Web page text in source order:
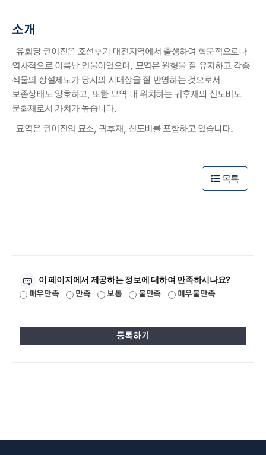
소개
유회당 권이진은 조선후기 대전지역에서 출생하여 학문적으로나
역사적으로 이름난 인물이었으며, 묘역은 원형을 잘 유지하고 각종
석물의 상설제도가 당시의 시대상을 잘 반영하는 것으로서
보존상태도 양호하고, 또한 묘역 내 위치하는 귀후재와 신도비도
문화재로서 가치가 높습니다.
묘역은 권이진의 묘소, 귀후재, 신도비를 포함하고 있습니다.
목록
이 페이지에서 제공하는 정보에 대하여 만족하시나요?
매우만족 만족 보통 불만족 매우불만족